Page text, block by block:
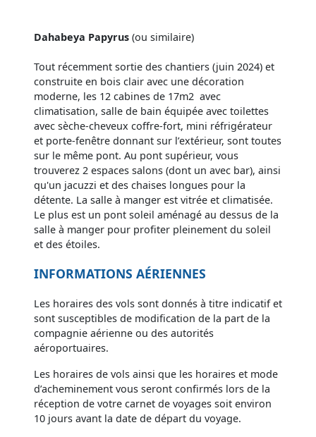
Dahabeya Papyrus (ou similaire)
Tout récemment sortie des chantiers (juin 2024) et
construite en bois clair avec une décoration
moderne, les 12 cabines de 17m2 avec
climatisation, salle de bain équipée avec toilettes
avec sèche-cheveux coffre-fort, mini réfrigérateur
et porte-fenêtre donnant sur l’extérieur, sont toutes
sur le même pont. Au pont supérieur, vous
trouverez 2 espaces salons (dont un avec bar), ainsi
qu'un jacuzzi et des chaises longues pour la
détente. La salle à manger est vitrée et climatisée.
Le plus est un pont soleil aménagé au dessus de la
salle à manger pour profiter pleinement du soleil
et des étoiles.
INFORMATIONS AÉRIENNES
Les horaires des vols sont donnés à titre indicatif et
sont susceptibles de modification de la part de la
compagnie aérienne ou des autorités
aéroportuaires.
Les horaires de vols ainsi que les horaires et mode
d’acheminement vous seront confirmés lors de la
réception de votre carnet de voyages soit environ
10 jours avant la date de départ du voyage.